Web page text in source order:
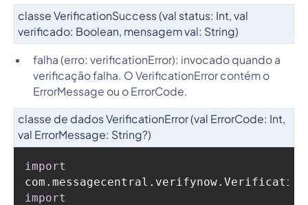
classe VerificationSuccess (val status: Int, val
verificado: Boolean, mensagem val: String)
falha (erro: verificationError): invocado quando a
verificação falha. O VerificationError contém o
ErrorMessage ou o ErrorCode.
classe de dados VerificationError (val ErrorCode: Int,
val ErrorMessage: String?)
import
import